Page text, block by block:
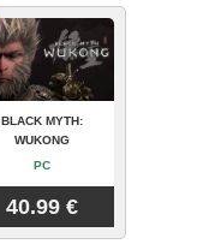
BLACK MYTH:
WUKONG
PC
40.99 €